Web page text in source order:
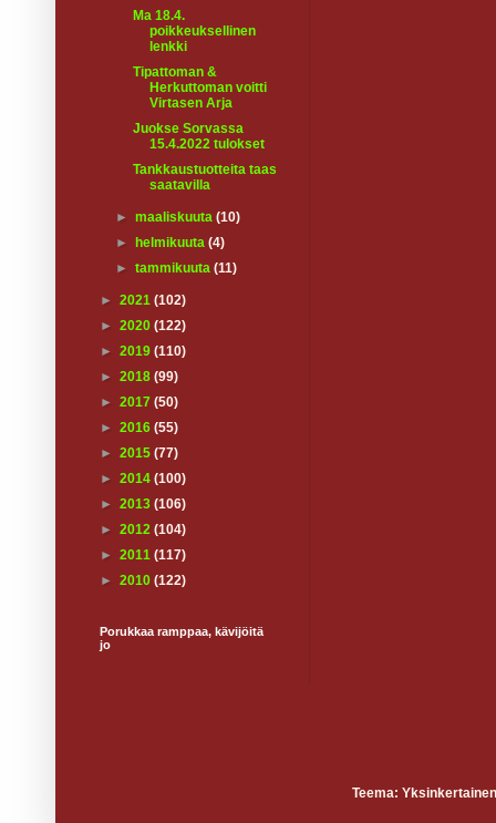
Ma 18.4.
poikkeuksellinen
lenkki
Tipattoman &
Herkuttoman voitti
Virtasen Arja
Juokse Sorvassa
15.4.2022 tulokset
Tankkaustuotteita taas
saatavilla
►maaliskuuta(10)
►
helmikuuta(4)
►tammikuuta(11)
► 2021 (102)
► 2020 (122)
► 2019 (110)
► 2018 (99)
► 2017 (50)
► 2016 (55)
► 2015 (77)
► 2014 (100)
► 2013 (106)
► 2012 (104)
► 2011 (117)
► 2010 (122)
Porukkaa ramppaa, kävijöitä
jo
Teema: